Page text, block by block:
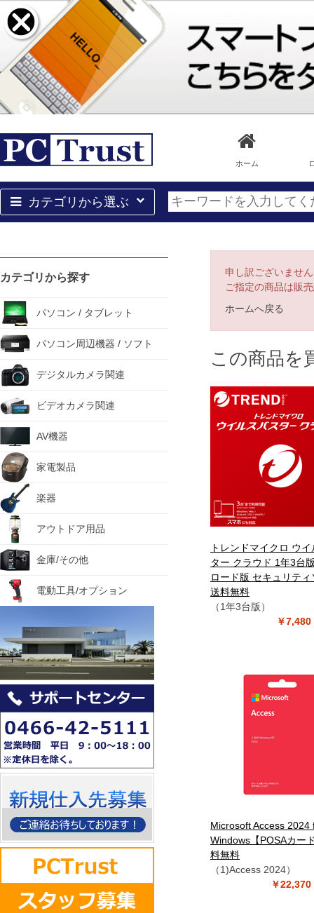
ホーム
カテゴリから選ぶ
カテゴリから探す
パソコン / タブレット
パソコン周辺機器 / ソフト
デジタルカメラ関連
ビデオカメラ関連
AV機器
家電製品
楽器
アウトドア用品
金庫/その他
電動工具/オプション
申し訳ございませ
ご指定の商品は販
ホームへ戻る
この商品を
トレンドマイクロ ウ
ター クラウド 1年3台
ロード版 セキュリティ
送料無料
（1年3台版）
￥
Microsoft Access 2024
Windows【POSAカー
料無料
（1)Access 2024）
￥